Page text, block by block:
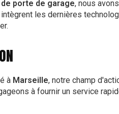
porte de garage, nous
les dernières
à Marseille, notre champ
à fournir un service